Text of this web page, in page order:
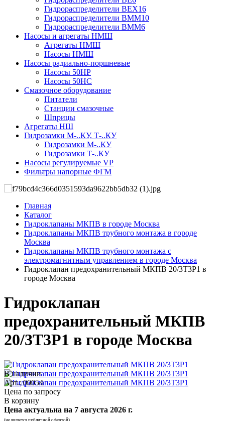
Гидрораспределители ВЕХ16
Гидрораспределители ВММ10
Гидрораспределители ВММ6
Насосы и агрегаты НМШ
Агрегаты НМШ
Насосы НМШ
Насосы радиально-поршневые
Насосы 50НР
Насосы 50НС
Смазочное оборудование
Питатели
Станции смазочные
Шприцы
Агрегаты НШ
Гидрозамки М-..КУ, Т-..КУ
Гидрозамки М-..КУ
Гидрозамки Т-..КУ
Насосы регулируемые VP
Фильтры напорные ФГМ
Главная
Каталог
Гидроклапаны МКПВ в городе Москва
Гидроклапаны МКПВ трубного монтажа в городе
Москва
Гидроклапаны МКПВ трубного монтажа с
электромагнитным управлением в городе Москва
Гидроклапан предохранительный МКПВ 20/3Т3Р1 в
городе Москва
Гидроклапан
предохранительный МКПВ
20/3Т3Р1 в городе Москва
В наличии
Арт.: 00054
Цена по запросу
В корзину
Цена актуальна на 7 августа 2026 г.
(не является публичной офертой)